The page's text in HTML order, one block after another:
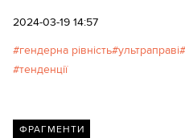
2024-03-19 14:57
гендерна рівність ультраправі
тенденції
ФРАГМЕНТИ